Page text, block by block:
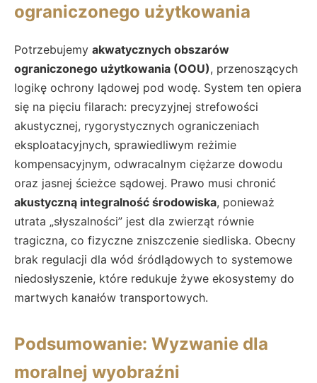
ograniczonego użytkowania
Potrzebujemy akwatycznych obszarów
ograniczonego użytkowania (OOU), przenoszących
logikę ochrony lądowej pod wodę. System ten opiera
się na pięciu filarach: precyzyjnej strefowości
akustycznej, rygorystycznych ograniczeniach
eksploatacyjnych, sprawiedliwym reżimie
kompensacyjnym, odwracalnym ciężarze dowodu
oraz jasnej ścieżce sądowej. Prawo musi chronić
akustyczną integralność środowiska, ponieważ
utrata „słyszalności” jest dla zwierząt równie
tragiczna, co fizyczne zniszczenie siedliska. Obecny
brak regulacji dla wód śródlądowych to systemowe
niedosłyszenie, które redukuje żywe ekosystemy do
martwych kanałów transportowych.
Podsumowanie: Wyzwanie dla
moralnej wyobraźni